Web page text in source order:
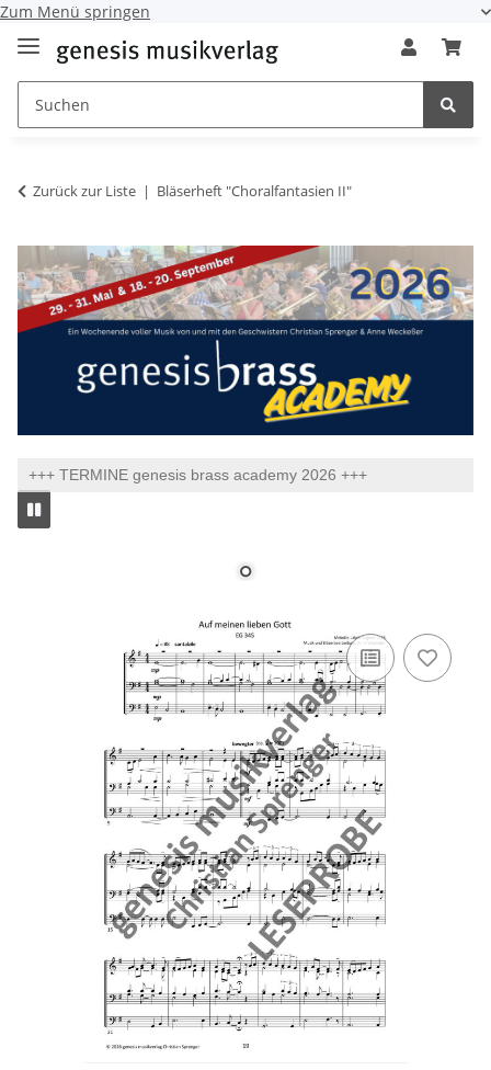
Zum Menü springen
Zurück zur Liste Bläserheft "Choralfantasien II"
+++ TERMINE genesis brass academy 2026 +++